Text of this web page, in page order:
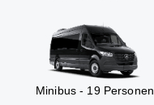
Minibus - 19 Personen